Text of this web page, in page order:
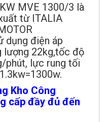
MVE 1300/3 là
từ ITALIA
dụng điện áp
lượng 22kg,tốc độ
phút, lực rung tối
Kho Công
cấp đầy đủ đến